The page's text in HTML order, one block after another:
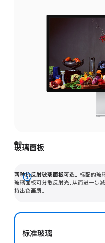
玻璃面板
两种抗反射玻璃面板可选。 标配的玻
玻璃面板可分散反射光，从而进一步
持出色画质。
展
开
标准玻璃